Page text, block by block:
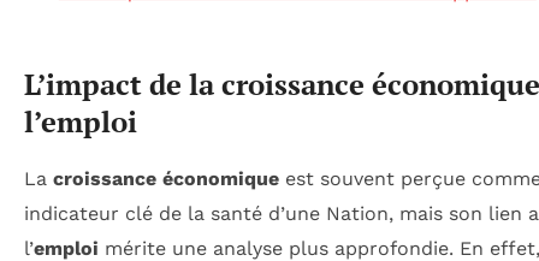
L’impact de la croissance
l’emploi
La croissance économique est souvent perçue
indicateur clé de la santé d’une Nation, mais son lien
l’emploi mérite une analyse plus approfondie. En